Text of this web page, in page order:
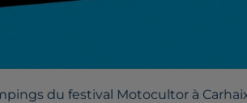
du festival Motocultor à